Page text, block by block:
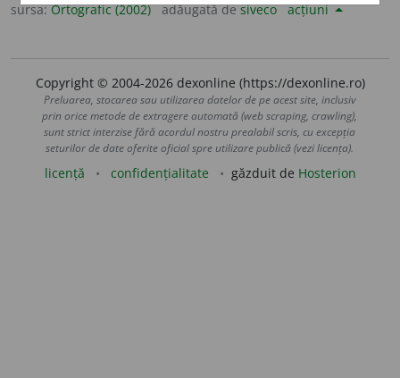
sursa:Ortografic (2002) adăugată desiveco acțiuni
Copyright © 2004-2026 dexonline (https://dexonline.ro)
Preluarea, stocarea sau utilizarea datelor de pe acest site, inclusiv
prin orice metode de extragere automată (web scraping, crawling),
sunt strict interzise fără acordul nostru prealabil scris, cu excepția
seturilor de date oferite oficial spre utilizare publică (vezi licența).
licență confidențialitate găzduit de Hosterion